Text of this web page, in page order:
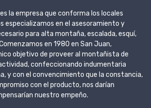
la empresa que conforma los locales
especializamos en el asesoramiento y
para alta montaña, escalada, esquí,
en 1980 en San Juan,
objetivo de proveer al montañista de
confeccionando indumentaria
y con el convencimiento que la constancia,
con el producto, nos darían
nuestro empeño.